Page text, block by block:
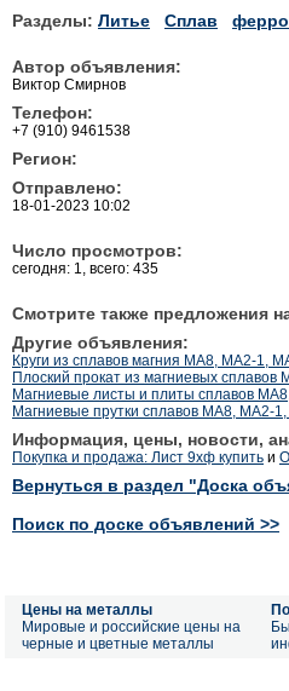
Разделы: Литье Сплав
Автор объявления:
Виктор Смирнов
Телефон:
+7 (910) 9461538
Регион:
Отправлено:
18-01-2023 10:02
Число просмотров:
сегодня: 1, всего: 435
Смотрите также предложения
Другие объявления:
Круги из сплавов магния МА8, МА2-1,
Плоский прокат из магниевых
Магниевые листы и плиты сплавов
Магниевые прутки сплавов МА8, МА2-
Информация, цены, новости,
Покупка и продажа: Лист 9хф купить и
Вернуться в раздел "Доска
Поиск по доске объявлений >>
Цены на металлы
Мировые и российские цены на
черные и цветные металлы